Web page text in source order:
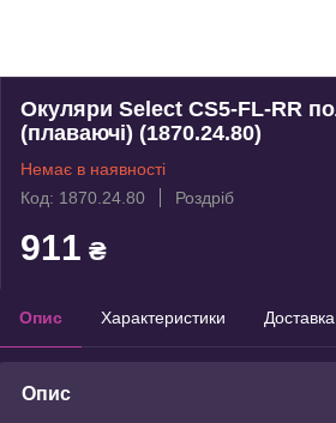
Окуляри Select CS5-FL-RR
(плаваючі) (1870.24.80)
Немає в наявності
Код: 1870.24.80
Роздріб
911 ₴
Опис Характеристики Доставка
Опис